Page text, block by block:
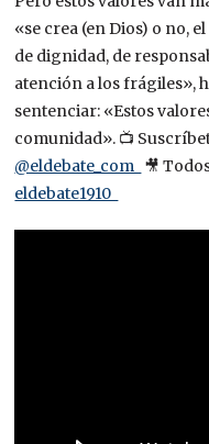
«se crea (en Dios) o no,
de dignidad, de
atención a los frágiles»,
sentenciar: «Estos
comunidad». 📺
@eldebate_com 🎥
eldebate1910